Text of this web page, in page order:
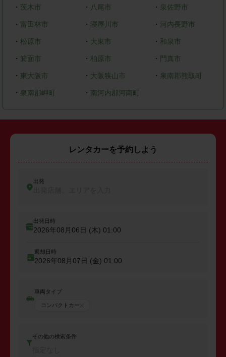
・ 茨木市 ・ 八尾市 ・ 泉佐野市
・ 富田林市 ・ 寝屋川市 ・ 河内長野市
・ 松原市 ・ 大東市 ・ 和泉市
・ 箕面市 ・ 柏原市 ・ 門真市
・ 東大阪市 ・ 大阪狭山市 ・ 泉南郡熊取町
・ 泉南郡岬町 ・ 南河内郡河南町
レンタカーを予約しよう
出発
出発日時
2026年08月06日 (木) 01:00
返却日時
2026年08月07日 (金) 01:00
車両タイプ
コンパクトカー
その他の検索条件